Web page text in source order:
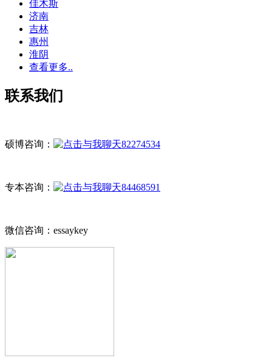
佳木斯
济南
吉林
惠州
淮阴
查看更多..
联系我们
硕博咨询： 82274534
专本咨询： 84468591
微信咨询：essaykey